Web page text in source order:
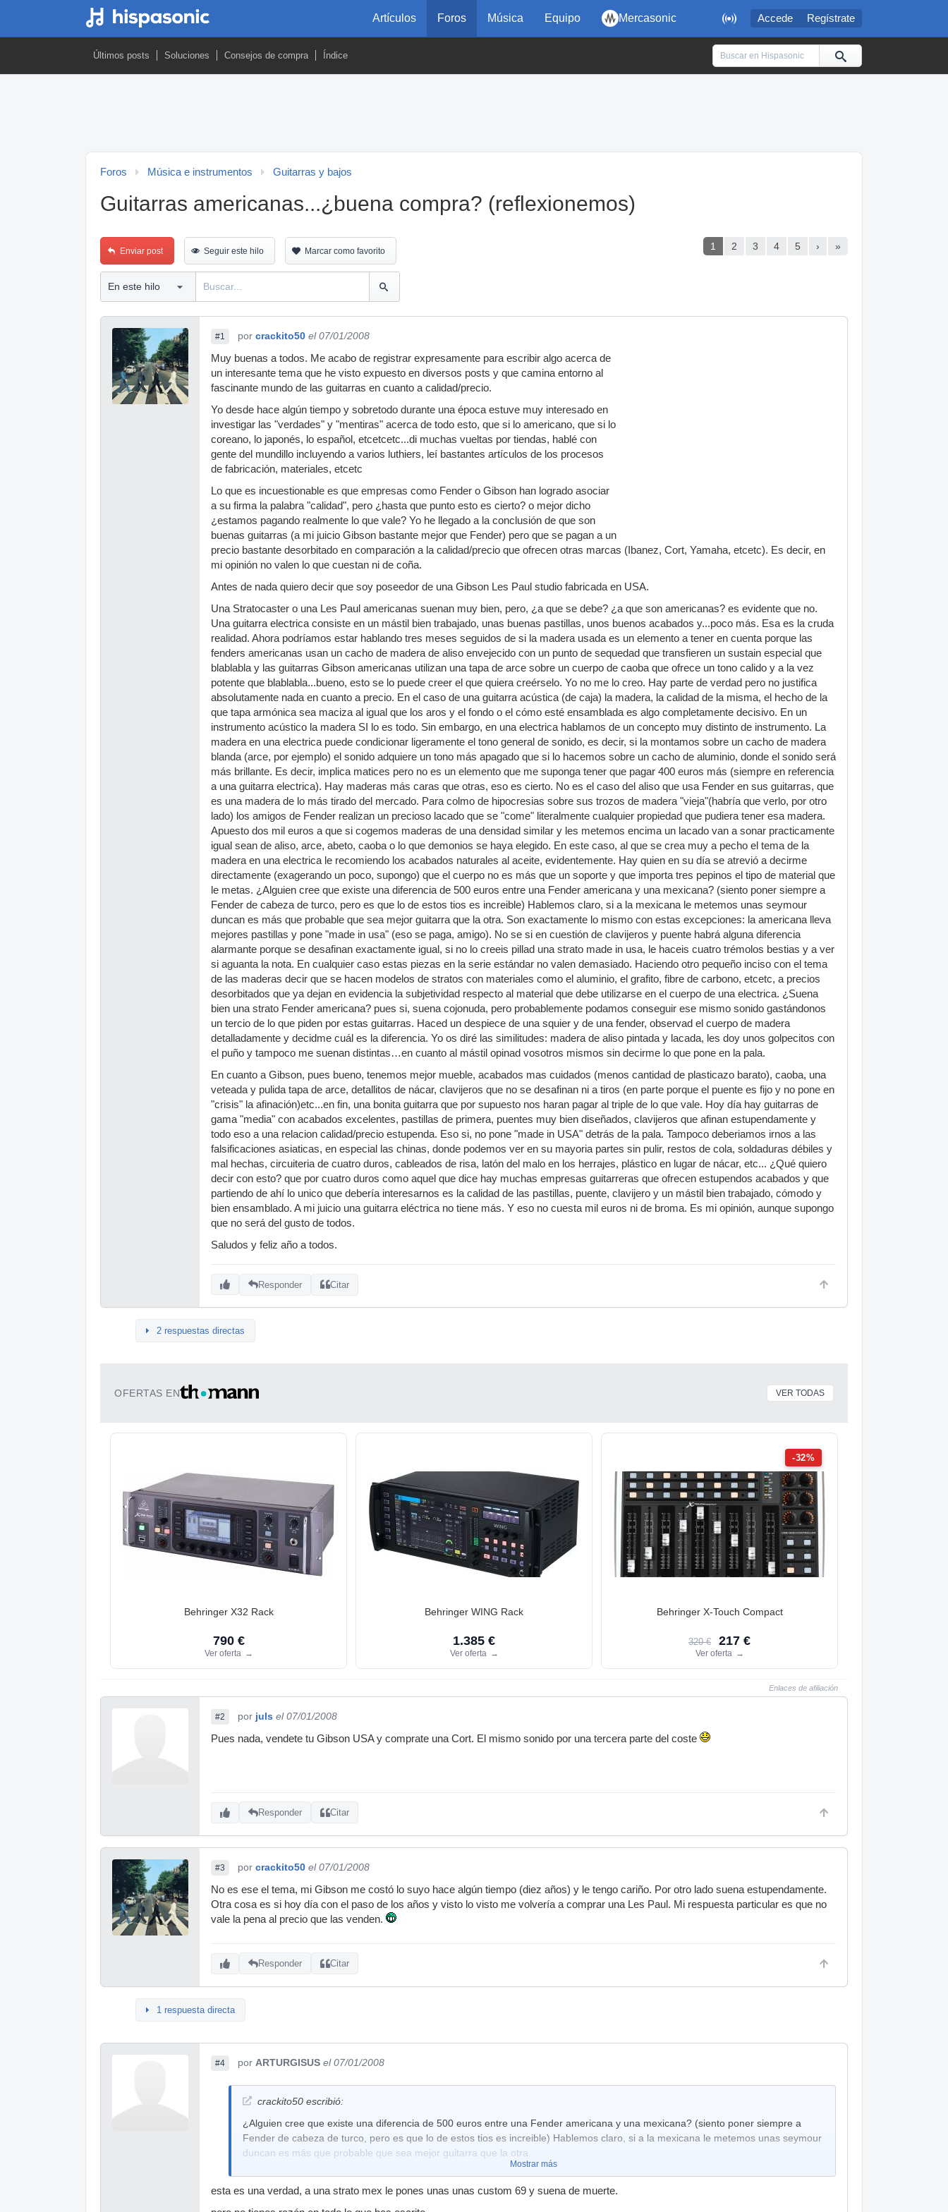
 Accede Regístrate
Artículos Foros Música Equipo Mercasonic
Últimos posts Soluciones Consejos de compra Índice
Foros Música e instrumentos Guitarras y bajos
Guitarras americanas...¿buena compra? (reflexionemos)
1 2 3 4 5 › »
Enviar post Seguir este hilo Marcar como favorito
#1 por crackito50 el 07/01/2008
Muy buenas a todos. Me acabo de registrar expresamente para escribir algo acerca de
un interesante tema que he visto expuesto en diversos posts y que camina entorno al
fascinante mundo de las guitarras en cuanto a calidad/precio.
Yo desde hace algún tiempo y sobretodo durante una época estuve muy interesado en
investigar las "verdades" y "mentiras" acerca de todo esto, que si lo americano, que si lo
coreano, lo japonés, lo español, etcetcetc...di muchas vueltas por tiendas, hablé con
gente del mundillo incluyendo a varios luthiers, leí bastantes artículos de los procesos
de fabricación, materiales, etcetc
Lo que es incuestionable es que empresas como Fender o Gibson han logrado asociar
a su firma la palabra "calidad", pero ¿hasta que punto esto es cierto? o mejor dicho
¿estamos pagando realmente lo que vale? Yo he llegado a la conclusión de que son
buenas guitarras (a mi juicio Gibson bastante mejor que Fender) pero que se pagan a un
precio bastante desorbitado en comparación a la calidad/precio que ofrecen otras marcas (Ibanez, Cort, Yamaha, etcetc). Es decir, en
mi opinión no valen lo que cuestan ni de coña.
Antes de nada quiero decir que soy poseedor de una Gibson Les Paul studio fabricada en USA.
Una Stratocaster o una Les Paul americanas suenan muy bien, pero, ¿a que se debe? ¿a que son americanas? es evidente que no.
Una guitarra electrica consiste en un mástil bien trabajado, unas buenas pastillas, unos buenos acabados y...poco más. Esa es la cruda
realidad. Ahora podríamos estar hablando tres meses seguidos de si la madera usada es un elemento a tener en cuenta porque las
fenders americanas usan un cacho de madera de aliso envejecido con un punto de sequedad que transfieren un sustain especial que
blablabla y las guitarras Gibson americanas utilizan una tapa de arce sobre un cuerpo de caoba que ofrece un tono calido y a la vez
potente que blablabla...bueno, esto se lo puede creer el que quiera creérselo. Yo no me lo creo. Hay parte de verdad pero no justifica
absolutamente nada en cuanto a precio. En el caso de una guitarra acústica (de caja) la madera, la calidad de la misma, el hecho de la
que tapa armónica sea maciza al igual que los aros y el fondo o el cómo esté ensamblada es algo completamente decisivo. En un
instrumento acústico la madera SI lo es todo. Sin embargo, en una electrica hablamos de un concepto muy distinto de instrumento. La
madera en una electrica puede condicionar ligeramente el tono general de sonido, es decir, si la montamos sobre un cacho de madera
blanda (arce, por ejemplo) el sonido adquiere un tono más apagado que si lo hacemos sobre un cacho de aluminio, donde el sonido será
más brillante. Es decir, implica matices pero no es un elemento que me suponga tener que pagar 400 euros más (siempre en referencia
a una guitarra electrica). Hay maderas más caras que otras, eso es cierto. No es el caso del aliso que usa Fender en sus guitarras, que
es una madera de lo más tirado del mercado. Para colmo de hipocresias sobre sus trozos de madera "vieja"(habría que verlo, por otro
lado) los amigos de Fender realizan un precioso lacado que se "come" literalmente cualquier propiedad que pudiera tener esa madera.
Apuesto dos mil euros a que si cogemos maderas de una densidad similar y les metemos encima un lacado van a sonar practicamente
igual sean de aliso, arce, abeto, caoba o lo que demonios se haya elegido. En este caso, al que se crea muy a pecho el tema de la
madera en una electrica le recomiendo los acabados naturales al aceite, evidentemente. Hay quien en su día se atrevió a decirme
directamente (exagerando un poco, supongo) que el cuerpo no es más que un soporte y que importa tres pepinos el tipo de material que
le metas. ¿Alguien cree que existe una diferencia de 500 euros entre una Fender americana y una mexicana? (siento poner siempre a
Fender de cabeza de turco, pero es que lo de estos tios es increible) Hablemos claro, si a la mexicana le metemos unas seymour
duncan es más que probable que sea mejor guitarra que la otra. Son exactamente lo mismo con estas excepciones: la americana lleva
mejores pastillas y pone "made in usa" (eso se paga, amigo). No se si en cuestión de clavijeros y puente habrá alguna diferencia
alarmante porque se desafinan exactamente igual, si no lo creeis pillad una strato made in usa, le haceis cuatro trémolos bestias y a ver
si aguanta la nota. En cualquier caso estas piezas en la serie estándar no valen demasiado. Haciendo otro pequeño inciso con el tema
de las maderas decir que se hacen modelos de stratos con materiales como el aluminio, el grafito, fibre de carbono, etcetc, a precios
desorbitados que ya dejan en evidencia la subjetividad respecto al material que debe utilizarse en el cuerpo de una electrica. ¿Suena
bien una strato Fender americana? pues si, suena cojonuda, pero probablemente podamos conseguir ese mismo sonido gastándonos
un tercio de lo que piden por estas guitarras. Haced un despiece de una squier y de una fender, observad el cuerpo de madera
detalladamente y decidme cuál es la diferencia. Yo os diré las similitudes: madera de aliso pintada y lacada, les doy unos golpecitos con
el puño y tampoco me suenan distintas…en cuanto al mástil opinad vosotros mismos sin decirme lo que pone en la pala.
En cuanto a Gibson, pues bueno, tenemos mejor mueble, acabados mas cuidados (menos cantidad de plasticazo barato), caoba, una
veteada y pulida tapa de arce, detallitos de nácar, clavijeros que no se desafinan ni a tiros (en parte porque el puente es fijo y no pone en
"crisis" la afinación)etc...en fin, una bonita guitarra que por supuesto nos haran pagar al triple de lo que vale. Hoy día hay guitarras de
gama "media" con acabados excelentes, pastillas de primera, puentes muy bien diseñados, clavijeros que afinan estupendamente y
todo eso a una relacion calidad/precio estupenda. Eso si, no pone "made in USA" detrás de la pala. Tampoco deberiamos irnos a las
falsificaciones asiaticas, en especial las chinas, donde podemos ver en su mayoria partes sin pulir, restos de cola, soldaduras débiles y
mal hechas, circuiteria de cuatro duros, cableados de risa, latón del malo en los herrajes, plástico en lugar de nácar, etc... ¿Qué quiero
decir con esto? que por cuatro duros como aquel que dice hay muchas empresas guitarreras que ofrecen estupendos acabados y que
partiendo de ahí lo unico que debería interesarnos es la calidad de las pastillas, puente, clavijero y un mástil bien trabajado, cómodo y
bien ensamblado. A mi juicio una guitarra eléctrica no tiene más. Y eso no cuesta mil euros ni de broma. Es mi opinión, aunque supongo
que no será del gusto de todos.
Saludos y feliz año a todos.
Responder Citar
2 respuestas directas
OFERTAS EN VER TODAS
Behringer X32 Rack
790 €
Ver oferta →
Behringer WING Rack
1.385 €
Ver oferta →
-32%
Behringer X-Touch Compact
320 € 217 €
Ver oferta →
Enlaces de afiliación
#2 por juls el 07/01/2008
Pues nada, vendete tu Gibson USA y comprate una Cort. El mismo sonido por una tercera parte del coste
Responder Citar
#3 por crackito50 el 07/01/2008
No es ese el tema, mi Gibson me costó lo suyo hace algún tiempo (diez años) y le tengo cariño. Por otro lado suena estupendamente.
Otra cosa es si hoy día con el paso de los años y visto lo visto me volvería a comprar una Les Paul. Mi respuesta particular es que no
vale la pena al precio que las venden.
Responder Citar
1 respuesta directa
#4 por ARTURGISUS el 07/01/2008
crackito50 escribió:
¿Alguien cree que existe una diferencia de 500 euros entre una Fender americana y una mexicana? (siento poner siempre a
Fender de cabeza de turco, pero es que lo de estos tios es increible) Hablemos claro, si a la mexicana le metemos unas seymour
duncan es más que probable que sea mejor guitarra que la otra.
Mostrar más
esta es una verdad, a una strato mex le pones unas unas custom 69 y suena de muerte.